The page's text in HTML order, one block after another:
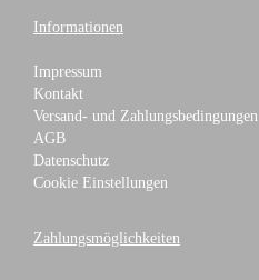
Informationen
Impressum
Kontakt
Versand- und Zahlungsbedingungen
AGB
Datenschutz
Cookie Einstellungen
Zahlungsmöglichkeiten